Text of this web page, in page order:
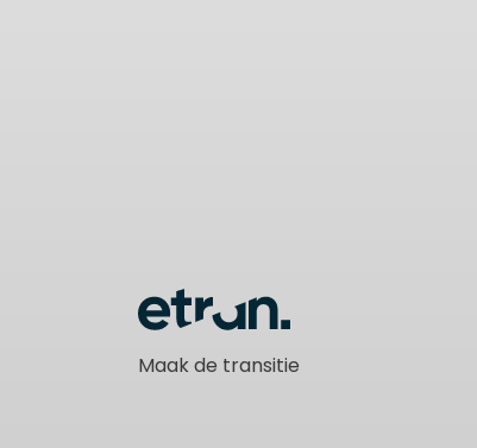
Maak de transitie